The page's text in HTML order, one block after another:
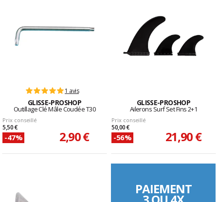
1 avis
GLISSE-PROSHOP
Outillage Clé Mâle Coudée T30
Prix conseillé
5,50 €
-47% 2,90 €
GLISSE-PROSHOP
Ailerons Surf Set Fins 2+1
Prix conseillé
50,00 €
-56% 21,90 €
PAIEMENT